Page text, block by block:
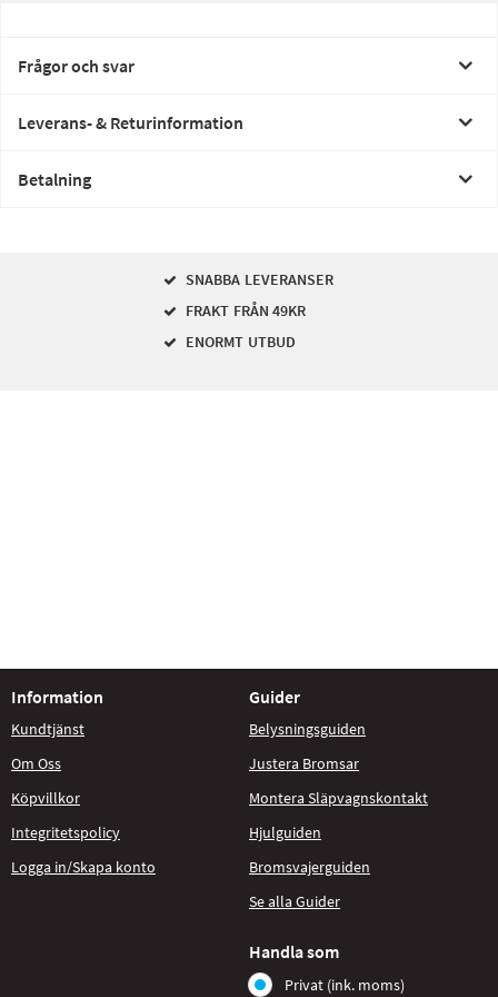
Frågor och svar
Leverans- & Returinformation
Betalning
SNABBA LEVERANSER
FRAKT FRÅN 49KR
ENORMT UTBUD
Information
Kundtjänst
Om Oss
Köpvillkor
Integritetspolicy
Logga in/Skapa konto
Guider
Belysningsguiden
Justera Bromsar
Montera Släpvagnskontakt
Hjulguiden
Bromsvajerguiden
Se alla Guider
Handla som
Privat (ink. moms)